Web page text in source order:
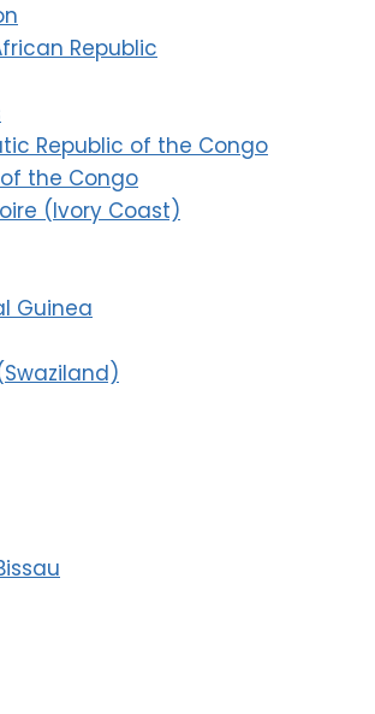
Republic
Republic of the Congo
the Congo
(Ivory Coast)
Guinea